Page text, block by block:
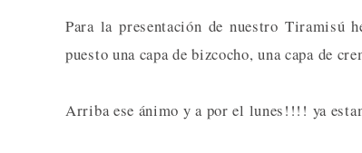
Para la presentación de nuestro Tiramisú
puesto una capa de bizcocho, una capa de
Arriba ese ánimo y a por el lunes!!!! ya